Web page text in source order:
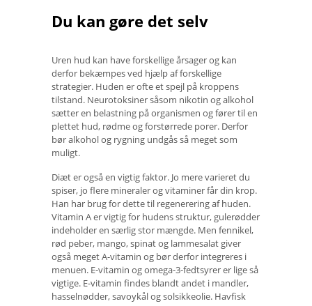
Du kan gøre det selv
Uren hud kan have forskellige årsager og kan
derfor bekæmpes ved hjælp af forskellige
strategier. Huden er ofte et spejl på kroppens
tilstand. Neurotoksiner såsom nikotin og alkohol
sætter en belastning på organismen og fører til en
plettet hud, rødme og forstørrede porer. Derfor
bør alkohol og rygning undgås så meget som
muligt.
Diæt er også en vigtig faktor. Jo mere varieret du
spiser, jo flere mineraler og vitaminer får din krop.
Han har brug for dette til regenerering af huden.
Vitamin A er vigtig for hudens struktur, gulerødder
indeholder en særlig stor mængde. Men fennikel,
rød peber, mango, spinat og lammesalat giver
også meget A-vitamin og bør derfor integreres i
menuen. E-vitamin og omega-3-fedtsyrer er lige så
vigtige. E-vitamin findes blandt andet i mandler,
hasselnødder, savoykål og solsikkeolie. Havfisk